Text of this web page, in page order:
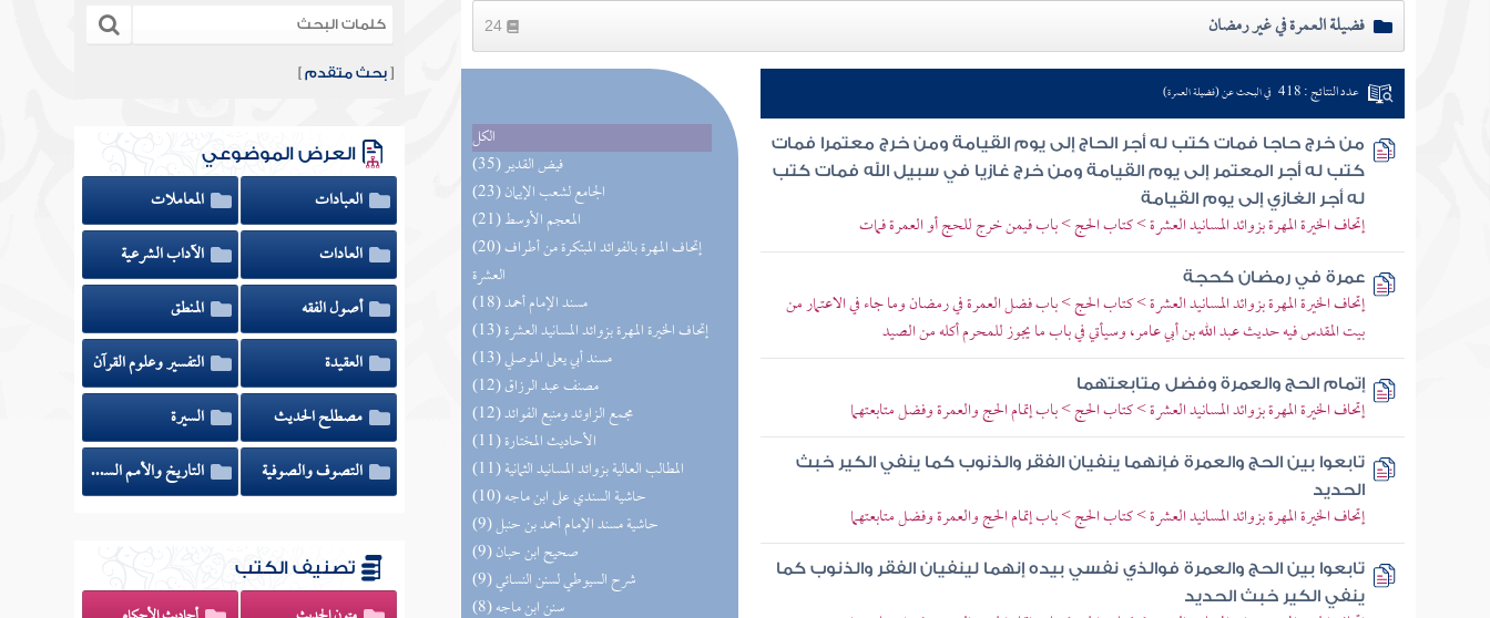
فضيلة العمرة في غير رمضان 24
الكل
(35) فيض القدير
(23) الجامع لشعب الإيمان
(21) المعجم الأوسط
(20) إتحاف المهرة بالفوائد المبتكرة من أطراف
العشرة
(18) مسند الإمام أحمد
(13) إتحاف الخيرة المهرة بزوائد المسانيد العشرة
(13) مسند أبي يعلى الموصلي
(12) مصنف عبد الرزاق
(12) مجمع الزاوئد ومنبع الفوائد
(11) الأحاديث المختارة
(11) المطالب العالية بزوائد المسانيد الثمانية
(10) حاشية السندي على ابن ماجه
(9) حاشية مسند الإمام أحمد بن حنبل
(9) صحيح ابن حبان
(9) شرح السيوطي لسنن النسائي
(8) سنن ابن ماجه
عدد النتائج : 418 في البحث عن (فضيلة العمرة)
من خرج حاجا فمات كتب له أجر الحاج إلى يوم القيامة ومن خرج معتمرا فمات
كتب له أجر المعتمر إلى يوم القيامة ومن خرج غازيا في سبيل الله فمات كتب
له أجر الغازي إلى يوم القيامة
إتحاف الخيرة المهرة بزوائد المسانيد العشرة > كتاب الحج > باب فيمن خرج للحج أو العمرة فمات
عمرة في رمضان كحجة
إتحاف الخيرة المهرة بزوائد المسانيد العشرة > كتاب الحج > باب فضل العمرة في رمضان وما جاء في الاعتمار من
بيت المقدس فيه حديث عبد الله بن أبي عامر، وسيأتي في باب ما يجوز للمحرم أكله من الصيد
إتمام الحج والعمرة وفضل متابعتهما
إتحاف الخيرة المهرة بزوائد المسانيد العشرة > كتاب الحج > باب إتمام الحج والعمرة وفضل متابعتهما
تابعوا بين الحج والعمرة فإنهما ينفيان الفقر والذنوب كما ينفي الكير خبث
الحديد
إتحاف الخيرة المهرة بزوائد المسانيد العشرة > كتاب الحج > باب إتمام الحج والعمرة وفضل متابعتهما
تابعوا بين الحج والعمرة فوالذي نفسي بيده إنهما لينفيان الفقر والذنوب كما
ينفي الكير خبث الحديد
[بحث متقدم ]
العرض الموضوعي
العبادات
المعاملات
العادات
الآداب الشرعية
أصول الفقه
المنطق
العقيدة
التفسير وعلوم القرآن
مصطلح الحديث
السيرة
التصوف والصوفية
التاريخ والأمم السابقة
تصنيف الكتب